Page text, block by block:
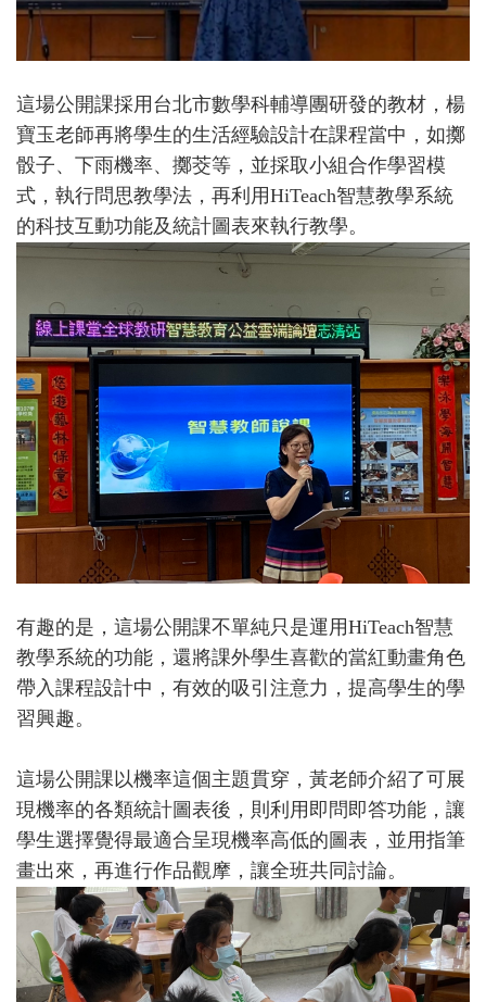
這場公開課採用台北市數學科輔導團研發的教材，楊
寶玉老師再將學生的生活經驗設計在課程當中，如擲
骰子、下雨機率、擲茭等，並採取小組合作學習模
式，執行問思教學法，再利用HiTeach智慧教學系統
的科技互動功能及統計圖表來執行教學。
有趣的是，這場公開課不單純只是運用HiTeach智慧
教學系統的功能，還將課外學生喜歡的當紅動畫角色
帶入課程設計中，有效的吸引注意力，提高學生的學
習興趣。
這場公開課以機率這個主題貫穿，黃老師介紹了可展
現機率的各類統計圖表後，則利用即問即答功能，讓
學生選擇覺得最適合呈現機率高低的圖表，並用指筆
畫出來，再進行作品觀摩，讓全班共同討論。